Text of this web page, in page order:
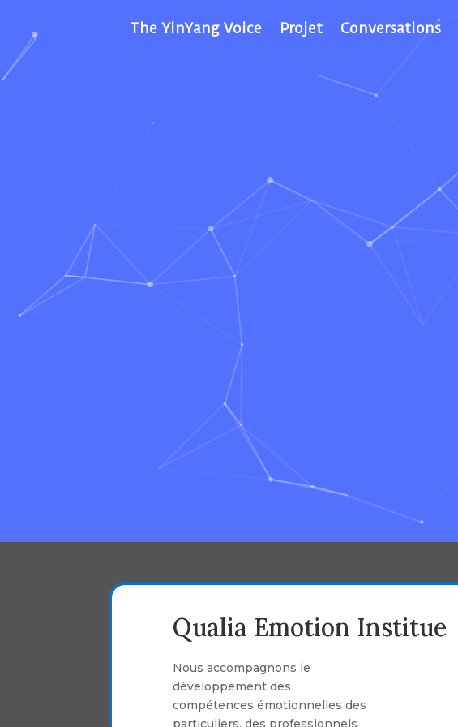
The YinYang Voice Projet Conversations
Qualia Emotion Institue
Nous accompagnons le
développement des
compétences émotionnelles des
particuliers, des professionnels